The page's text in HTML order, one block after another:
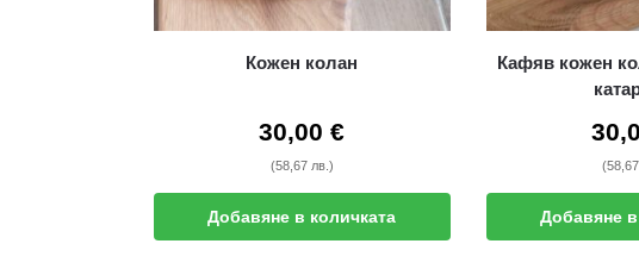
Кожен колан
30,00€
(58,67 лв.)
Добавяне в количката
Кафяв кожен
Добавяне